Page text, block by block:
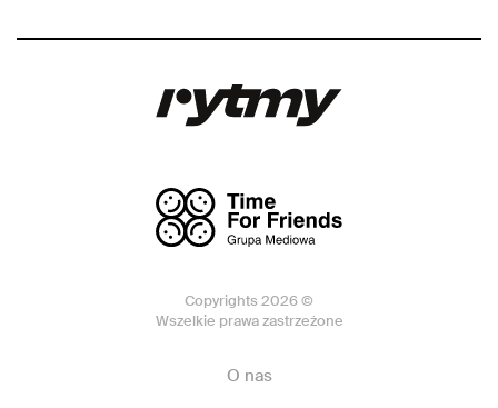
Copyrights 2026 ©
Wszelkie prawa zastrzeżone
O nas